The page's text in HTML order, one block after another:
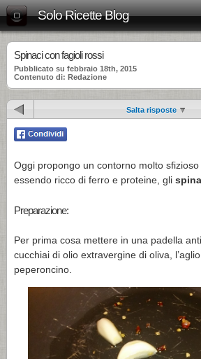
Solo Ricette Blog
Spinaci con fagioli rossi
Pubblicato su febbraio 18th, 2015
Contenuto di: Redazione
Salta risposte
Oggi propongo un contorno molto
essendo ricco di ferro e proteine, gli
Preparazione:
Per prima cosa mettere in una padella
cucchiai di olio extravergine di oliva,
peperoncino.